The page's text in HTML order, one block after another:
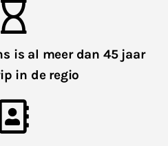
is al meer dan 45 jaar
in de regio